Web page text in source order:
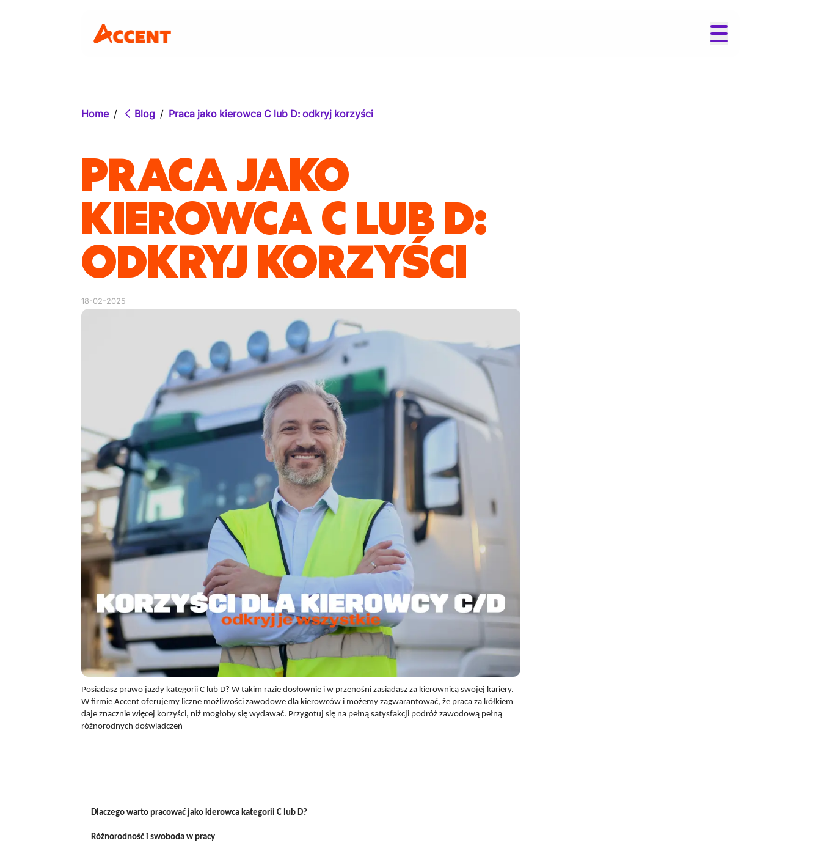
Home / Blog / Praca jako kierowca C lub D: odkryj korzyści
PRACA JAKO
KIEROWCA C LUB D:
ODKRYJ KORZYŚCI
18-02-2025
Posiadasz prawo jazdy kategorii C lub D? W takim razie dosłownie i w przenośni zasiadasz za kierownicą swojej kariery.
W firmie Accent oferujemy liczne możliwości zawodowe dla kierowców i możemy zagwarantować, że praca za kółkiem
daje znacznie więcej korzyści, niż mogłoby się wydawać. Przygotuj się na pełną satysfakcji podróż zawodową pełną
różnorodnych doświadczeń
Dlaczego warto pracować jako kierowca kategorii C lub D?
Różnorodność i swoboda w pracy